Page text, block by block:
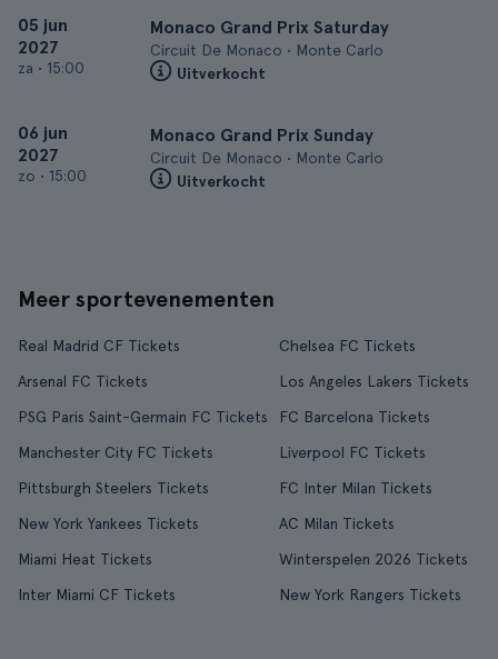
05 jun
2027
za • 15:00
Monaco Grand Prix Saturday
Circuit De Monaco • Monte Carlo
Uitverkocht
06 jun
2027
zo • 15:00
Monaco Grand Prix Sunday
Circuit De Monaco • Monte Carlo
Uitverkocht
Meer sportevenementen
Real Madrid CF Tickets
Chelsea FC Tickets
Arsenal FC Tickets
Los Angeles Lakers Tickets
PSG Paris Saint-Germain FC Tickets
FC Barcelona Tickets
Manchester City FC Tickets
Liverpool FC Tickets
Pittsburgh Steelers Tickets
FC Inter Milan Tickets
New York Yankees Tickets
AC Milan Tickets
Miami Heat Tickets
Winterspelen 2026 Tickets
Inter Miami CF Tickets
New York Rangers Tickets